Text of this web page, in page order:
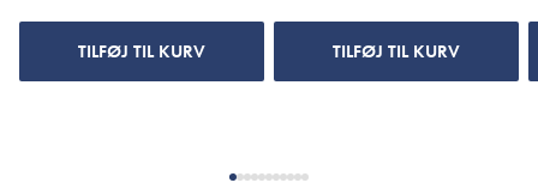
TILFØJ TIL KURV TILFØJ TIL KURV